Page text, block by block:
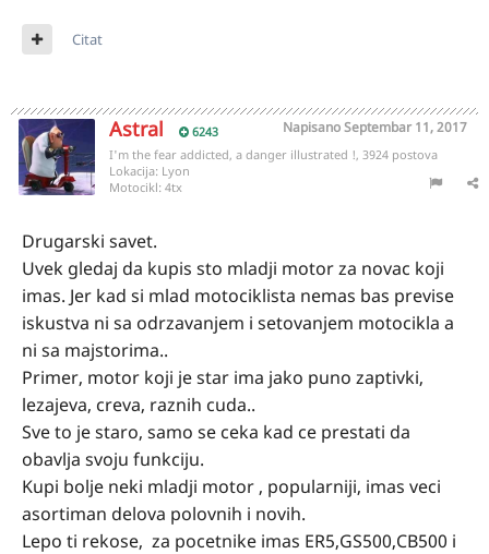
Citat
Astral 6243 NapisanoSeptembar 11, 2017
I'm the fear addicted, a danger illustrated !, 3924 postova
Lokacija: Lyon
Motocikl: 4tx
Drugarski savet.
Uvek gledaj da kupis sto mladji motor za novac koji
imas. Jer kad si mlad motociklista nemas bas previse
iskustva ni sa odrzavanjem i setovanjem motocikla a
ni sa majstorima..
Primer, motor koji je star ima jako puno zaptivki,
lezajeva, creva, raznih cuda..
Sve to je staro, samo se ceka kad ce prestati da
obavlja svoju funkciju.
Kupi bolje neki mladji motor , popularniji, imas veci
asortiman delova polovnih i novih.
Lepo ti rekose, za pocetnike imas ER5,GS500,CB500 i